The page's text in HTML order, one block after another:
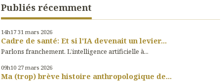
Publiés récemment
14h17 31 mars 2026
Cadre de santé: Et si l'IA devenait un levier...
Parlons franchement. L’intelligence artificielle à...
09h10 27 mars 2026
Ma (trop) brève histoire anthropologique de...